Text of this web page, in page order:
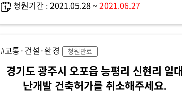
청원기간 : 2021.05.28 ~ 2021.06.27
#교통·건설·환경 청원만료
경기도 광주시 오포읍 능평리 신현리 일대
난개발 건축허가를 취소해주세요.